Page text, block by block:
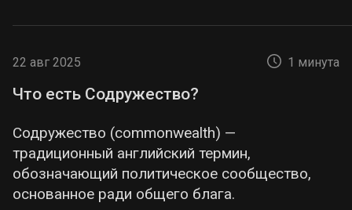
22 авг 2025 1 минута
Что есть Содружество?
Содружество (commonwealth) —
традиционный английский термин,
обозначающий политическое сообщество,
основанное ради общего блага.